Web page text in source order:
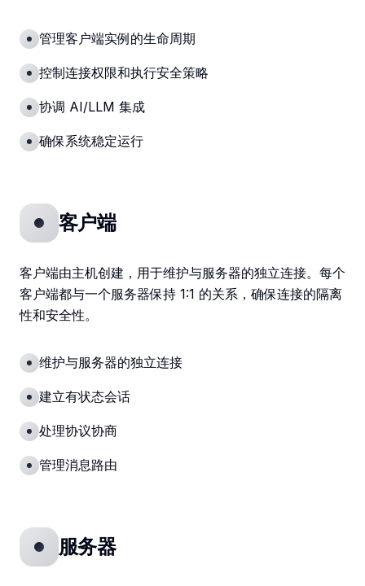
管理客户端实例的生命周期
控制连接权限和执行安全策略
协调 AI/LLM 集成
确保系统稳定运行
客户端
客户端由主机创建，用于维护与服务器的独立连接。每个
客户端都与一个服务器保持 1:1 的关系，确保连接的隔离
性和安全性。
维护与服务器的独立连接
建立有状态会话
处理协议协商
管理消息路由
服务器